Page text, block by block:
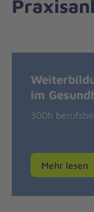
im
300h
Mehr lesen